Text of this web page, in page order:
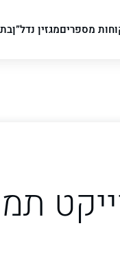
מספריםמגזין נדל”ן